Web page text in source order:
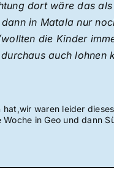
dort wäre das
in Matala nur
die Kinder
auch
waren leider
in Geo und dann